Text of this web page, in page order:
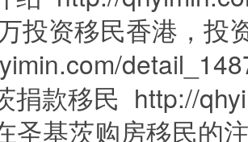
投资移民香港，投
捐款移民 http://
圣基茨购房移民的